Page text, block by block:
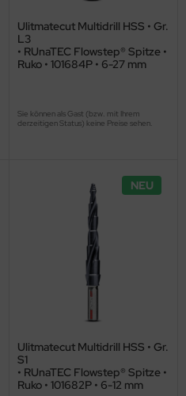
Ulitmatecut Multidrill HSS • Gr.
L3
• RUnaTEC Flowstep® Spitze •
Ruko • 101684P • 6-27 mm
Sie können als Gast (bzw. mit Ihrem
derzeitigen Status) keine Preise sehen.
NEU
Ulitmatecut Multidrill HSS • Gr.
S1
• RUnaTEC Flowstep® Spitze •
Ruko • 101682P • 6-12 mm